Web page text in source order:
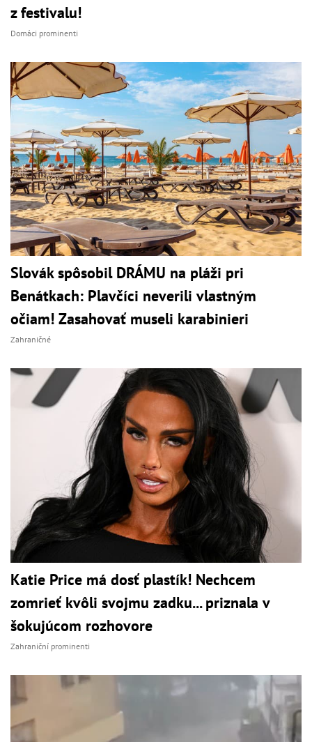
z festivalu!
Domáci prominenti
Slovák spôsobil DRÁMU na pláži pri
Benátkach: Plavčíci neverili vlastným
očiam! Zasahovať museli karabinieri
Zahraničné
Katie Price má dosť plastík! Nechcem
zomrieť kvôli svojmu zadku... priznala v
šokujúcom rozhovore
Zahraniční prominenti